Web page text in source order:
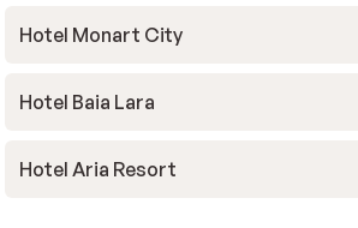
Hotel Monart City
Hotel Baia Lara
Hotel Aria Resort